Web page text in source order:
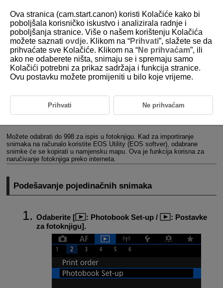
D180-151
Postavke za fotoknjigu
Podešavanje raspona snimaka za fotoknjigu
Možete odabrati do 998 za ispis u fotoknjigu. Kad za importiranje
snimaka na računalo koristite EOS Utility (EOS softver), odabrane
snimke će se kopirati u namjensku mapu. Ova je funkcija korisna za
naručivanje fotoknjiga preko interneta.
Podešavanje pojedinačnih snimaka
Odaberite [ : Photobook Set-up/ : Postavke
za fotoknjigu].
Ova stranica (cam.start.canon) koristi Kolačiće kako bi
poboljšala korisničko iskustvo i analizirala radnje i
poboljšanja stranice. Više o našem korištenju Kolačića
možete saznati ovdje. Klikom na “Prihvati”, slažete se da
prihvaćate sve Kolačiće. Klikom na “Ne prihvaćam”, ili
ako ne odaberete ništa, snimaju se i spremaju samo
Kolačići potrebni za prikaz sadržaja i funkcija stranice.
Ovu postavku možete promijeniti u bilo koje vrijeme.
Prihvati Ne prihvaćam